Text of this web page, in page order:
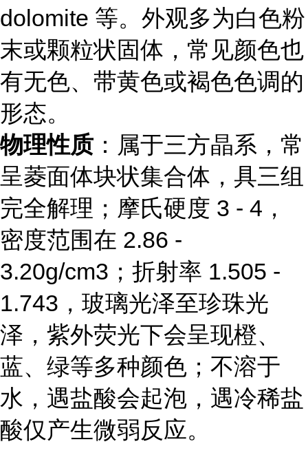
dolomite 等。外观多为白色粉
末或颗粒状固体，常见颜色也
有无色、带黄色或褐色色调的
形态。
物理性质 ：属于三方晶系，常
呈菱面体块状集合体，具三组
完全解理；摩氏硬度 3 - 4，
密度范围在 2.86 -
3.20g/cm3；折射率 1.505 -
1.743，玻璃光泽至珍珠光
泽，紫外荧光下会呈现橙、
蓝、绿等多种颜色；不溶于
水，遇盐酸会起泡，遇冷稀盐
酸仅产生微弱反应。